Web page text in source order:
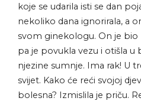
koje se udarila isti se dan
nekoliko dana ignorirala, a
svom ginekologu. On je
pa je povukla vezu i otišla u
njezine sumnje. Ima rak! U
svijet. Kako će reći svojoj
bolesna? Izmislila je priču.